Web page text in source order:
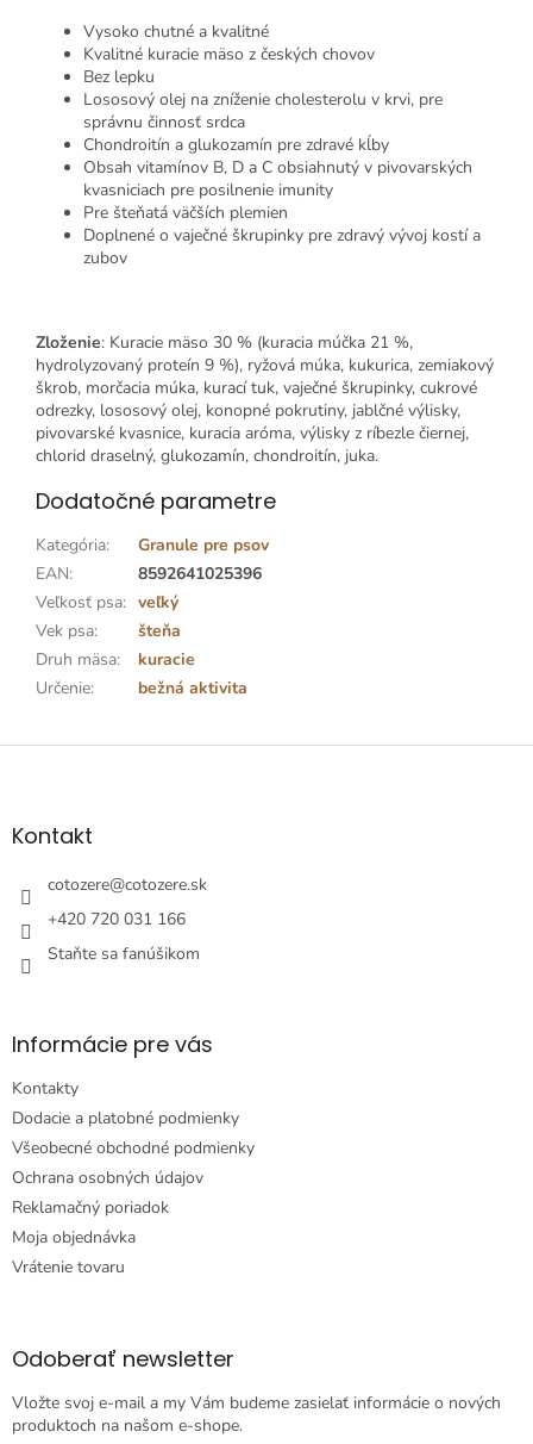
Vysoko chutné a kvalitné
Kvalitné kuracie mäso z českých chovov
Bez lepku
Lososový olej na zníženie cholesterolu v krvi, pre
správnu činnosť srdca
Chondroitín a glukozamín pre zdravé kĺby
Obsah vitamínov B, D a C obsiahnutý v pivovarských
kvasniciach pre posilnenie imunity
Pre šteňatá väčších plemien
Doplnené o vaječné škrupinky pre zdravý vývoj kostí a
zubov
Zloženie: Kuracie mäso 30 % (kuracia múčka 21 %,
hydrolyzovaný proteín 9 %), ryžová múka, kukurica, zemiakový
škrob, morčacia múka, kurací tuk, vaječné škrupinky, cukrové
odrezky, lososový olej, konopné pokrutiny, jablčné výlisky,
pivovarské kvasnice, kuracia aróma, výlisky z ríbezle čiernej,
chlorid draselný, glukozamín, chondroitín, juka.
Dodatočné parametre
Kategória:
Granule pre psov
EAN:
8592641025396
Veľkosť psa: veľký
Vek psa:
šteňa
Druh mäsa:
kuracie
Určenie: bežná aktivita
Z
äKontakt
cotozere@cotozere.sk
+420 720 031 166
Staňte sa fanúšikom
Informácie pre vás
Kontakty
Dodacie a platobné podmienky
Všeobecné obchodné podmienky
Ochrana osobných údajov
Reklamačný poriadok
Moja objednávka
Vrátenie tovaru
Odoberať newsletter
Vložte svoj e-mail a my Vám budeme zasielať informácie o nových
produktoch na našom e-shope.